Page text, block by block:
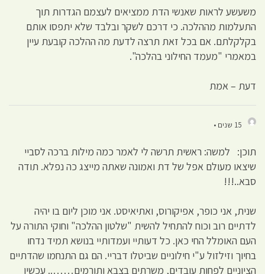
משעשע לראות שאנשי הדת ממציאים לעצמם הגדרות תוך
התעלמות מההלכה. כי דרכם לשקר ובלבד שלא יתפסו אותם
בקלקלתם. אם בכל זאת תרצה לדעת מה ההלכה קובעת עיין
במאמרי "מעמד החילוני בהלכה".
דעת – אמת
15 שנים •
תוכן: למשה: ראשית תרשה לי לאמר כמה מילות ברכה לסביי
שיצאו מעולם אפל של דת ואמונה שאתה מייצג כה נפלא. תודה
סבא..!!!
שנית, אני כופר, אפיקורוס, ואתיאיסט. אני מוכן ליום בו יהיה
לדתיים רוב וכוח להתחיל להשית "שלטון ההלכה" וחוקי התורה על
העם האומלל החי כאן. כל דעותיי ועמדותיי בנושא תמיד נדחו
בחיוך וזילזול ע"י חילוניים שביטלו דבריי. הם גם התנחמו שהדתיים
הציוניים לפחות עובדים, משרתים בצבא ותורמים…….. עכשיו